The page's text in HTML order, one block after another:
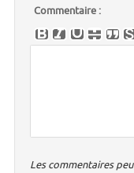
Commentaire :
Les commentaires